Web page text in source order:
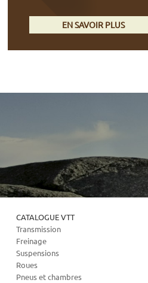
EN SAVOIR PLUS
CATALOGUE VTT
Transmission
Freinage
Suspensions
Roues
Pneus et chambres